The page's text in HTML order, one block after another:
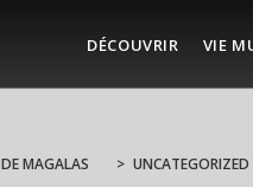
DÉCOUVRIR VIE
MAGALAS > UNCATEGORIZED